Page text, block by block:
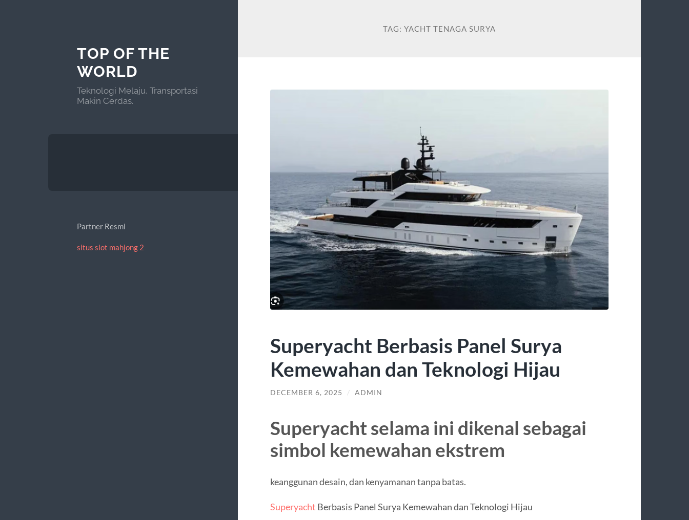
TOP OF THE
WORLD
Teknologi Melaju, Transportasi
Makin Cerdas.
Partner Resmi
situs slot mahjong 2
TAG: YACHT TENAGA SURYA
Superyacht Berbasis Panel Surya
Kemewahan dan Teknologi Hijau
DECEMBER 6, 2025 / ADMIN
Superyacht selama ini dikenal sebagai
simbol kemewahan ekstrem
keanggunan desain, dan kenyamanan tanpa batas.
Superyacht Berbasis Panel Surya Kemewahan dan Teknologi Hijau